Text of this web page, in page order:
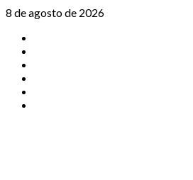
Saltar
contenido
8 de agosto de 2026